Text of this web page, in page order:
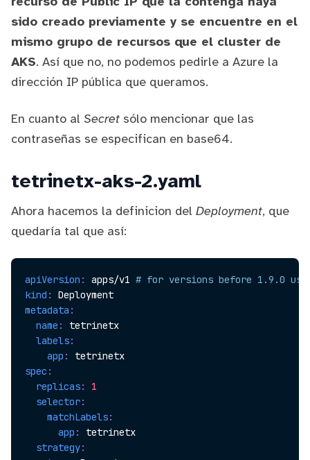
sido creado previamente y se encuentre en el
mismo grupo de recursos que el cluster de
AKS. Así que no, no podemos pedirle a Azure la
dirección IP pública que queramos.
En cuanto al Secret sólo mencionar que las
contraseñas se especifican en base64.
tetrinetx-aks-2.yaml
Ahora hacemos la definicion del Deployment, que
quedaría tal que así:
apiVersion : apps/v1 # for versions before 1.9.0 use
kind :
metadata :
name :
tetrinetx
labels:
app :
spec :
replicas:
1
selector:
matchLabels:
app :
tetrinetx
strategy: